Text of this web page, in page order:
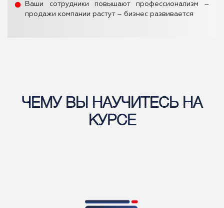
Ваши сотрудники повышают профессионализм –
продажи компании растут – бизнес развивается
ЧЕМУ ВЫ НАУЧИТЕСЬ НА
КУРСЕ